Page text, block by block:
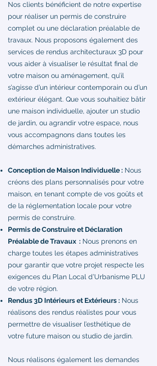
Nos clients bénéficient de notre expertise
pour réaliser un permis de construire
complet ou une déclaration préalable de
travaux. Nous proposons également des
services de rendus architecturaux 3D pour
vous aider à visualiser le résultat final de
votre maison ou aménagement, qu’il
s’agisse d’un intérieur contemporain ou d’un
extérieur élégant. Que vous souhaitiez bâtir
une maison individuelle, ajouter un studio
de jardin, ou agrandir votre espace, nous
vous accompagnons dans toutes les
démarches administratives.
Conception de Maison Individuelle : Nous
créons des plans personnalisés pour votre
maison, en tenant compte de vos goûts et
de la réglementation locale pour votre
permis de construire.
Permis de Construire et Déclaration
Préalable de Travaux : Nous prenons en
charge toutes les étapes administratives
pour garantir que votre projet respecte les
exigences du Plan Local d’Urbanisme PLU
de votre région.
Rendus 3D Intérieurs et Extérieurs : Nous
réalisons des rendus réalistes pour vous
permettre de visualiser l’esthétique de
votre future maison ou studio de jardin.
Nous réalisons également les demandes